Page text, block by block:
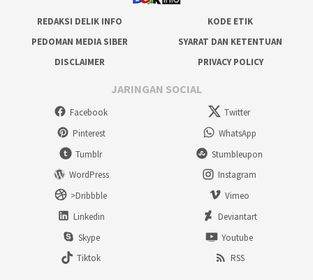
REDAKSI DELIK INFO
KODE ETIK
PEDOMAN MEDIA SIBER
SYARAT DAN KETENTUAN
DISCLAIMER
PRIVACY POLICY
JARINGAN SOCIAL
Facebook
Twitter
Pinterest
WhatsApp
Tumblr
Stumbleupon
WordPress
Instagram
>Dribbble
Vimeo
Linkedin
Deviantart
Skype
Youtube
Tiktok
RSS